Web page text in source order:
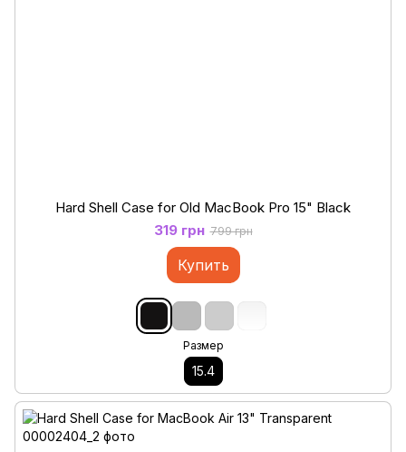
Hard Shell Case for Old MacBook Pro 15" Black
319 грн 799 грн
Купить
Размер
15.4